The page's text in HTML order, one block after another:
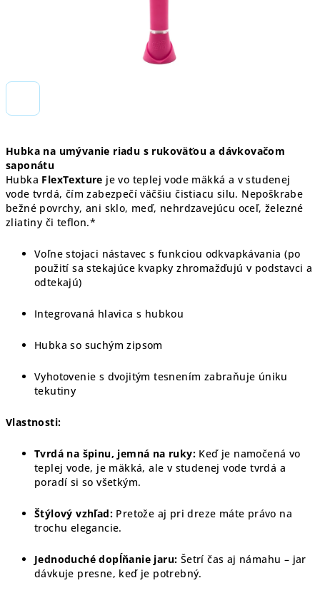
Hubka na umývanie riadu s rukoväťou a dávkovačom
saponátu
Hubka FlexTexture je vo teplej vode mäkká a v studenej
vode tvrdá, čím zabezpečí väčšiu čistiacu silu. Nepoškrabe
bežné povrchy, ani sklo, meď, nehrdzavejúcu oceľ, železné
zliatiny či teflon.*
Voľne stojaci nástavec s funkciou odkvapkávania (po
použití sa stekajúce kvapky zhromažďujú v podstavci a
odtekajú)
Integrovaná hlavica s hubkou
Hubka so suchým zipsom
Vyhotovenie s dvojitým tesnením zabraňuje úniku
tekutiny
Vlastnosti:
Tvrdá na špinu, jemná na ruky: Keď je namočená vo
teplej vode, je mäkká, ale v studenej vode tvrdá a
poradí si so všetkým.
Štýlový vzhľad: Pretože aj pri dreze máte právo na
trochu elegancie.
Jednoduché dopĺňanie jaru: Šetrí čas aj námahu – jar
dávkuje presne, keď je potrebný.